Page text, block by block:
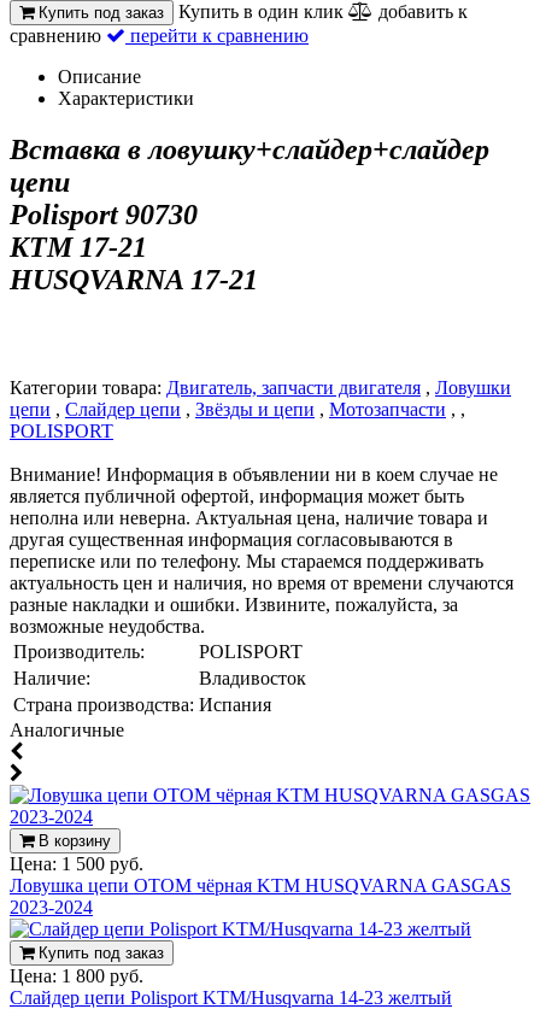
Купить под заказ Купить в один клик
добавить к
сравнению
перейти к сравнению
Описание
Характеристики
Вставка в ловушку+слайдер+слайдер
цепи
Polisport 90730
KTM 17-21
HUSQVARNA 17-21
Категории товара: Двигатель, запчасти двигателя , Ловушки
цепи , Слайдер цепи , Звёзды и цепи , Мотозапчасти , ,
POLISPORT
Внимание! Информация в объявлении ни в коем случае не
является публичной офертой, информация может быть
неполна или неверна. Актуальная цена, наличие товара и
другая существенная информация согласовываются в
переписке или по телефону. Мы стараемся поддерживать
актуальность цен и наличия, но время от времени случаются
разные накладки и ошибки. Извините, пожалуйста, за
возможные неудобства.
Производитель:
POLISPORT
Наличие:
Владивосток
Страна производства: Испания
Аналогичные
В корзину
Цена: 1 500 руб.
Ловушка цепи OTOM чёрная KTM HUSQVARNA GASGAS
2023-2024
Купить под заказ
Цена: 1 800 руб.
Слайдер цепи Polisport KTM/Husqvarna 14-23 желтый